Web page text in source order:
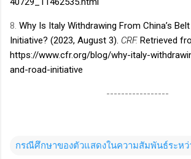
8. Why Is Italy Withdrawing From China’s
Initiative? (2023, August 3). CRF. Retrieved
https://www.cfr.org/blog/why-italy-
and-road-initiative
-----------------
กรณีศึกษาของตัวแสดงในความสัมพันธ์ระหว่